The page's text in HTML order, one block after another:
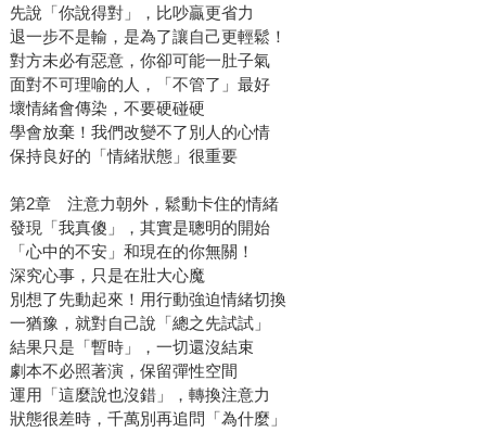
先說「你說得對」，比吵贏更省力
退一步不是輸，是為了讓自己更輕鬆！
對方未必有惡意，你卻可能一肚子氣
面對不可理喻的人，「不管了」最好
壞情緒會傳染，不要硬碰硬
學會放棄！我們改變不了別人的心情
保持良好的「情緒狀態」很重要
第2章 注意力朝外，鬆動卡住的情緒
發現「我真傻」，其實是聰明的開始
「心中的不安」和現在的你無關！
深究心事，只是在壯大心魔
別想了先動起來！用行動強迫情緒切換
一猶豫，就對自己說「總之先試試」
結果只是「暫時」，一切還沒結束
劇本不必照著演，保留彈性空間
運用「這麼說也沒錯」，轉換注意力
狀態很差時，千萬別再追問「為什麼」